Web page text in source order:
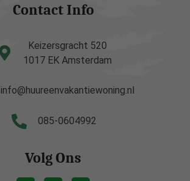
Contact Info
Keizersgracht 520
1017 EK Amsterdam
info@huureenvakantiewoning.nl
085-0604992
Volg Ons